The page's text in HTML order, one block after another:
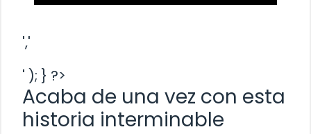
','
' ); } ?>
Acaba de una vez con esta
historia interminable